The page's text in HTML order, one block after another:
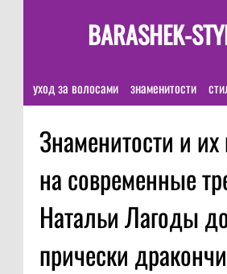
BARASHEK-
уход за волосами знаменитости
Знаменитости и
на современные
Натальи Лагоды
прически